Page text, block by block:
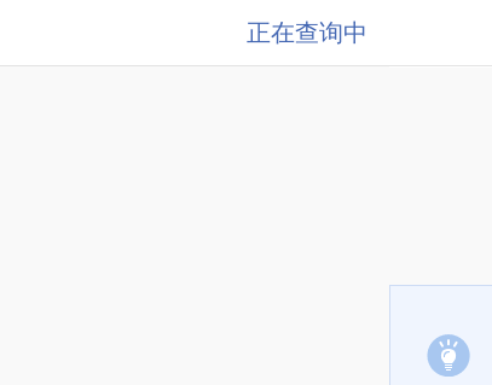
正在查询中